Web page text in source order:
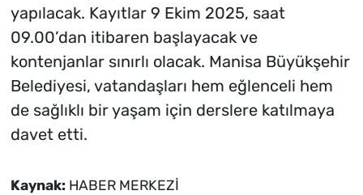
yapılacak. Kayıtlar 9 Ekim 2025, saat
09.00’dan itibaren başlayacak ve
kontenjanlar sınırlı olacak. Manisa Büyükşehir
Belediyesi, vatandaşları hem eğlenceli hem
de sağlıklı bir yaşam için derslere katılmaya
davet etti.
Kaynak: HABER MERKEZİ